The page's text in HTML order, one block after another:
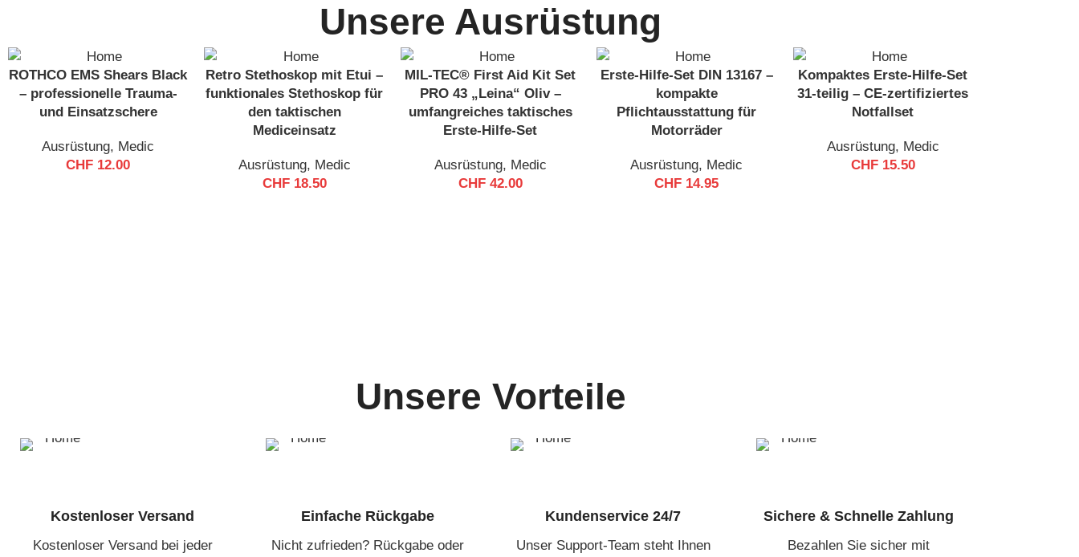
Unsere Ausrüstung
ROTHCO EMS Shears Black
– professionelle Trauma-
und Einsatzschere
Ausrüstung, Medic
CHF 12.00
Retro Stethoskop mit Etui –
funktionales Stethoskop für
den taktischen
Mediceinsatz
Ausrüstung, Medic
CHF18.50
MIL-TEC® First Aid Kit Set
PRO 43 „Leina“ Oliv –
umfangreiches taktisches
Erste-Hilfe-Set
Ausrüstung, Medic
CHF42.00
Erste-Hilfe-Set DIN 13167 –
kompakte
Pflichtausstattung für
Motorräder
Ausrüstung, Medic
CHF 14.95
Kompaktes Erste-Hilfe-Set
31-teilig – CE-zertifiziertes
Notfallset
Ausrüstung, Medic
CHF15.50
Unsere Vorteile
Kostenloser Versand
Kostenloser Versand bei jeder
Einfache Rückgabe
Nicht zufrieden? Rückgabe oder
Kundenservice 24/7
Unser Support-Team steht Ihnen
Sichere & Schnelle Zahlung
Bezahlen Sie sicher mit